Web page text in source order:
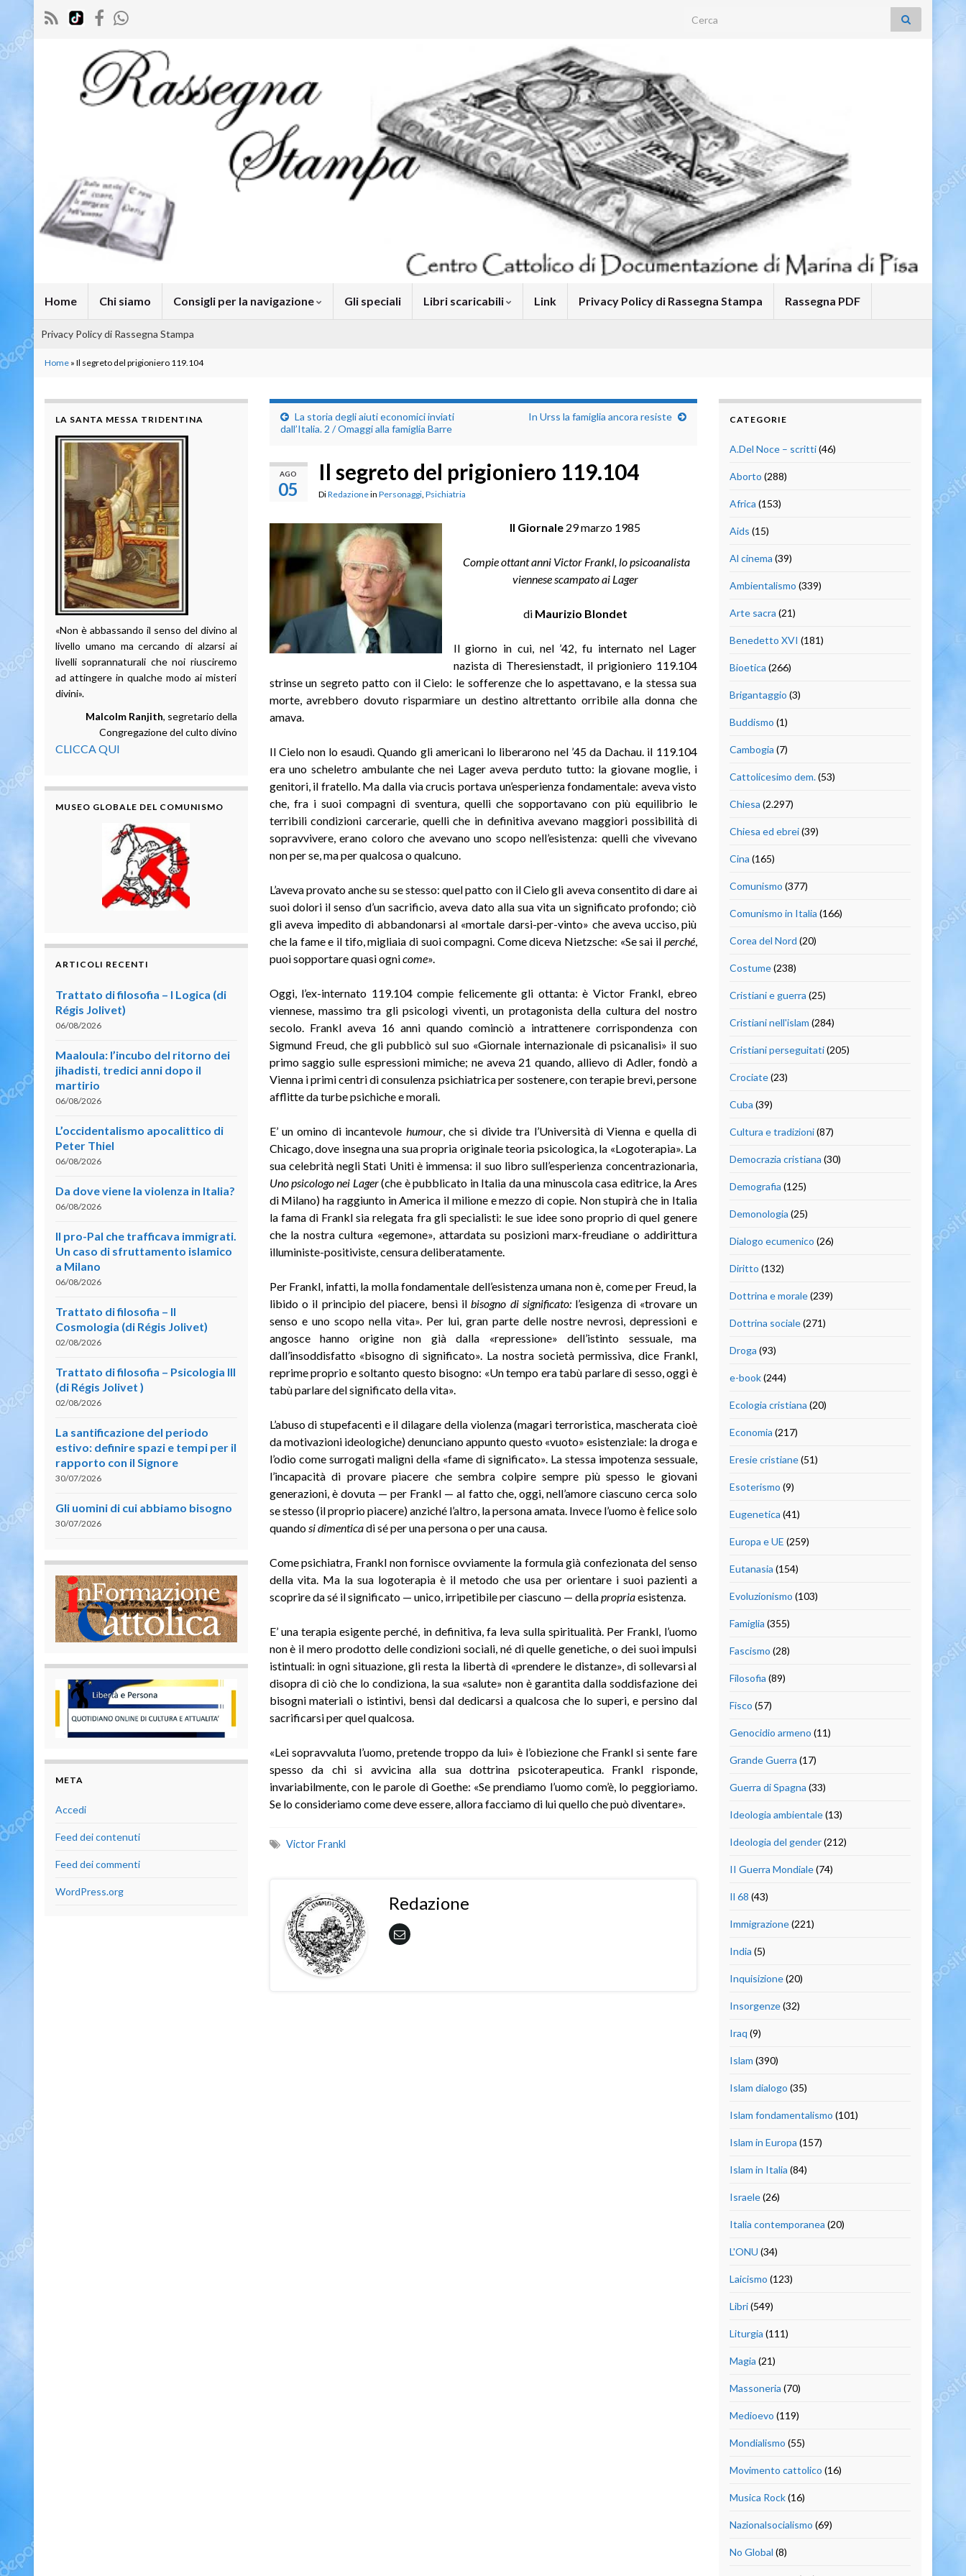
Search for:
Home Chi siamo Consigli per la navigazione Gli speciali Libri scaricabili Link Privacy Policy di Rassegna Stampa Rassegna PDF
Privacy Policy di Rassegna Stampa
Home » Il segreto del prigioniero 119.104
La storia degli aiuti economici inviati
dall’Italia. 2 / Omaggi alla famiglia Barre
In Urss la famiglia ancora resiste
AGO
05
Il segreto del prigioniero 119.104
DiRedazionein Personaggi, Psichiatria
Il Giornale 29 marzo 1985
Compie ottant anni Victor Frankl, lo psicoanalista
viennese scampato ai Lager
di Maurizio Blondet
Il giorno in cui, nel ’42, fu internato nel Lager
nazista di Theresienstadt, il prigioniero 119.104
strinse un segreto patto con il Cielo: le sofferenze che lo aspettavano, e la stessa sua
morte, avrebbero dovuto risparmiare un destino altrettanto orribile alla donna che
amava.
Il Cielo non lo esaudì. Quando gli americani lo liberarono nel ’45 da Dachau. il 119.104
era uno scheletro ambulante che nei Lager aveva perduto tutto: la giovane moglie, i
genitori, il fratello. Ma dalla via crucis portava un’esperienza fondamentale: aveva visto
che, fra i suoi compagni di sventura, quelli che sopportavano con più equilibrio le
terribili condizioni carcerarie, quelli che in definitiva avevano maggiori possibilità di
sopravvivere, erano coloro che avevano uno scopo nell’esistenza: quelli che vivevano
non per se, ma per qualcosa o qualcuno.
L’aveva provato anche su se stesso: quel patto con il Cielo gli aveva consentito di dare ai
suoi dolori il senso d’un sacrificio, aveva dato alla sua vita un significato profondo; ciò
gli aveva impedito di abbandonarsi al «mortale darsi-per-vinto» che aveva ucciso, più
che la fame e il tifo, migliaia di suoi compagni. Come diceva Nietzsche: «Se sai il perché,
puoi sopportare quasi ognicome».
Oggi, l’ex-internato 119.104 compie felicemente gli ottanta: è Victor Frankl, ebreo
viennese, massimo tra gli psicologi viventi, un protagonista della cultura del nostro
secolo. Frankl aveva 16 anni quando cominciò a intrattenere corrispondenza con
Sigmund Freud, che gli pubblicò sul suo «Giornale internazionale di psicanalisi» il suo
primo saggio sulle espressioni mimiche; ne aveva 21 quando, allievo di Adler, fondò a
Vienna i primi centri di consulenza psichiatrica per sostenere, con terapie brevi, persone
afflitte da turbe psichiche e morali.
E’ un omino di incantevole humour, che si divide tra l’Università di Vienna e quella di
Chicago, dove insegna una sua propria originale teoria psicologica, la «Logoterapia». La
sua celebrità negli Stati Uniti è immensa: il suo libro sull’esperienza concentrazionaria,
Uno psicologo nei Lager(che è pubblicato in Italia da una minuscola casa editrice, la Ares
di Milano) ha raggiunto in America il milione e mezzo di copie. Non stupirà che in Italia
la fama di Frankl sia relegata fra gli specialisti: le sue idee sono proprio di quel genere
che la nostra cultura «egemone», attardata su posizioni marx-freudiane o addirittura
illuministe-positiviste, censura deliberatamente.
Per Frankl, infatti, la molla fondamentale dell’esistenza umana non è, come per Freud, la
libido o il principio del piacere, bensì il bisogno di significato: l’esigenza di «trovare un
senso e uno scopo nella vita». Per lui, gran parte delle nostre nevrosi, depressioni e
angosce hanno origine non già dalla «repressione» dell’istinto sessuale, ma
dall’insoddisfatto «bisogno di significato». La nostra società permissiva, dice Frankl,
reprime proprio e soltanto questo bisogno: «Un tempo era tabù parlare di sesso, oggi è
tabù parlare del significato della vita».
L’abuso di stupefacenti e il dilagare della violenza (magari terroristica, mascherata cioè
da motivazioni ideologiche) denunciano appunto questo «vuoto» esistenziale: la droga e
l’odio come surrogati maligni della «fame di significato». La stessa impotenza sessuale,
l’incapacità di provare piacere che sembra colpire sempre più spesso le giovani
generazioni, è dovuta — per Frankl — al fatto che, oggi, nell’amore ciascuno cerca solo
se stesso (il proprio piacere) anziché l’altro, la persona amata. Invece l’uomo è felice solo
quando si dimenticadi sé per una persona o per una causa.
Come psichiatra, Frankl non fornisce ovviamente la formula già confezionata del senso
della vita. Ma la sua logoterapia è il metodo che usa per orientare i suoi pazienti a
scoprire da sé il significato — unico, irripetibile per ciascuno — dellapropriaesistenza.
E’ una terapia esigente perché, in definitiva, fa leva sulla spiritualità. Per Frankl, l’uomo
non è il mero prodotto delle condizioni sociali, né di quelle genetiche, o dei suoi impulsi
istintuali: in ogni situazione, gli resta la libertà di «prendere le di­stanze», di sollevarsi al
disopra di ciò che lo condiziona, la sua «salute» non è garantita dalla soddisfazione dei
bisogni materiali o istintivi, bensì dal dedicarsi a qualcosa che lo superi, e persino dal
sacrificarsi per quel qualcosa.
«Lei sopravvaluta l’uomo, pretende troppo da lui» è l’obiezione che Frankl si sente fare
spesso da chi si avvicina alla sua dottrina psicoterapeutica. Frankl risponde,
invariabilmente, con le parole di Goethe: «Se prendiamo l’uomo com’è, lo peggioriamo.
Se lo consideriamo come deve essere, allora facciamo di lui quello che può diventare».
Victor Frankl
Redazione
LA SANTA MESSA TRIDENTINA
«Non è abbassando il senso del divino al
livello umano ma cercando di alzarsi ai
livelli soprannaturali che noi riusciremo
ad attingere in qualche modo ai misteri
divini».
Malcolm Ranjith, segretario della
Congregazione del culto divino
CLICCA QUI
MUSEO GLOBALE DEL COMUNISMO
ARTICOLI RECENTI
Trattato di filosofia – I Logica (di
Régis Jolivet)
06/08/2026
Maaloula: l’incubo del ritorno dei
jihadisti, tredici anni dopo il
martirio
06/08/2026
L’occidentalismo apocalittico di
Peter Thiel
06/08/2026
Da dove viene la violenza in Italia?
06/08/2026
Il pro-Pal che trafficava immigrati.
Un caso di sfruttamento islamico
a Milano
06/08/2026
Trattato di filosofia – II
Cosmologia (di Régis Jolivet)
02/08/2026
Trattato di filosofia – Psicologia III
(di Régis Jolivet )
02/08/2026
La santificazione del periodo
estivo: definire spazi e tempi per il
rapporto con il Signore
30/07/2026
Gli uomini di cui abbiamo bisogno
30/07/2026
META
Accedi
Feed dei contenuti
Feed dei commenti
WordPress.org
CATEGORIE
A.Del Noce – scritti(46)
Aborto (288)
Africa (153)
Aids (15)
Al cinema (39)
Ambientalismo (339)
Arte sacra (21)
Benedetto XVI (181)
Bioetica (266)
Brigantaggio (3)
Buddismo (1)
Cambogia (7)
Cattolicesimo dem.(53)
Chiesa (2.297)
Chiesa ed ebrei(39)
Cina (165)
Comunismo (377)
Comunismo in Italia (166)
Corea del Nord (20)
Costume(238)
Cristiani e guerra (25)
Cristiani nell'islam (284)
Cristiani perseguitati(205)
Crociate(23)
Cuba (39)
Cultura e tradizioni(87)
Democrazia cristiana (30)
Demografia (125)
Demonologia (25)
Dialogo ecumenico (26)
Diritto (132)
Dottrina e morale(239)
Dottrina sociale(271)
Droga (93)
e-book(244)
Ecologia cristiana (20)
Economia (217)
Eresie cristiane(51)
Esoterismo (9)
Eugenetica (41)
Europa e UE (259)
Eutanasia (154)
Evoluzionismo (103)
Famiglia (355)
Fascismo (28)
Filosofia (89)
Fisco (57)
Genocidio armeno (11)
Grande Guerra (17)
Guerra di Spagna (33)
Ideologia ambientale(13)
Ideologia del gender(212)
II Guerra Mondiale(74)
Il 68 (43)
Immigrazione(221)
India (5)
Inquisizione(20)
Insorgenze(32)
Iraq (9)
Islam (390)
Islam dialogo (35)
Islam fondamentalismo (101)
Islam in Europa (157)
Islam in Italia (84)
Israele(26)
Italia contemporanea (20)
L'ONU (34)
Laicismo (123)
Libri(549)
Liturgia (111)
Magia (21)
Massoneria (70)
Medioevo (119)
Mondialismo (55)
Movimento cattolico (16)
Musica Rock(16)
Nazionalsocialismo (69)
No Global (8)